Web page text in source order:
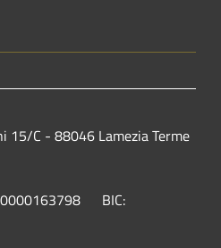
15/C - 88046 Lamezia Terme
BIC: